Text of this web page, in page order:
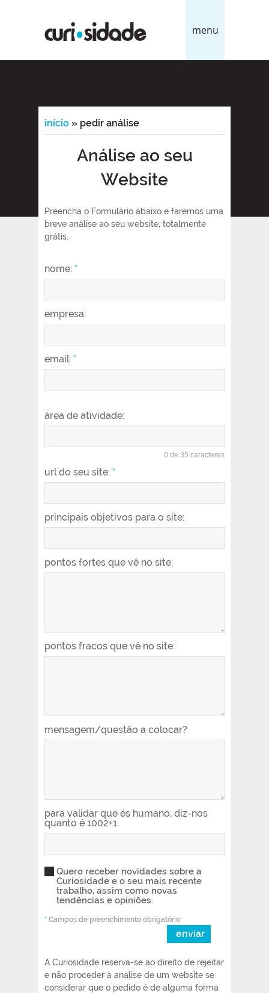
menu
início » pedir análise
Análise ao seu
Website
Preencha o Formulário abaixo e faremos uma
breve análise ao seu website, totalmente
grátis.
nome: *
empresa:
email: *
área de atividade:
0 de 35 caracteres
url do seu site: *
principais objetivos para o site:
pontos fortes que vê no site:
pontos fracos que vê no site:
mensagem/questão a colocar?
para validar que és humano, diz-nos
quanto é 1002+1.
Quero receber novidades sobre a
Curiosidade e o seu mais recente
trabalho, assim como novas
tendências e opiniões.
* Campos de preenchimento obrigatório
enviar
A Curiosidade reserva-se ao direito de rejeitar
e não proceder à analise de um website se
considerar que o pedido é de alguma forma